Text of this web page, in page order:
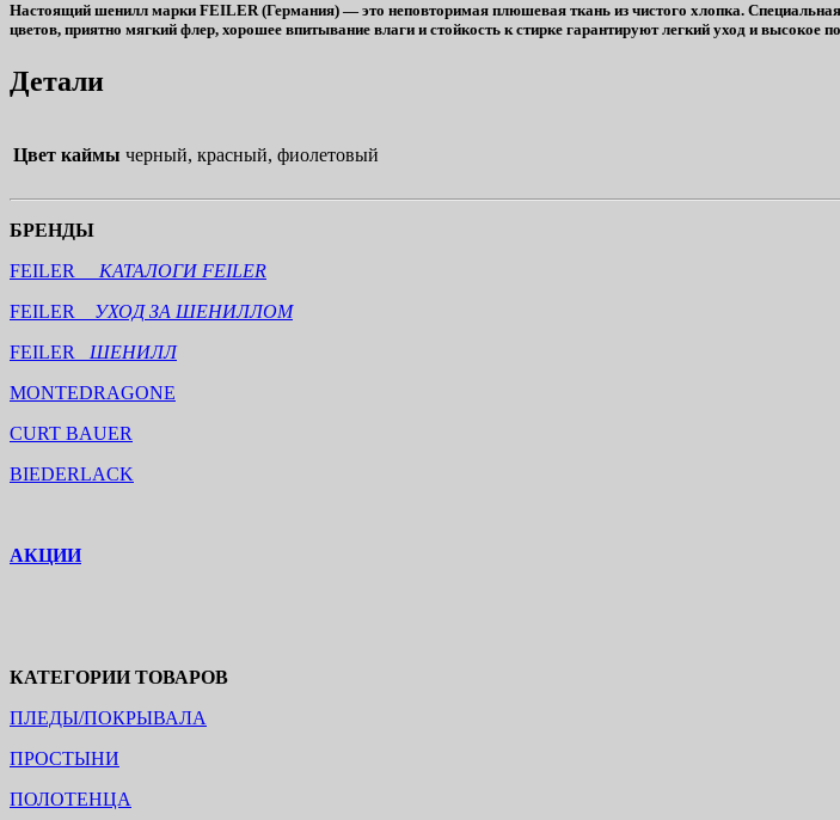
Настоящий шенилл марки FEILER (Германия) — это неповторимая плюшевая ткань из чистого хлопка.
цветов, приятно мягкий флер, хорошее впитывание влаги и стойкость к стирке гарантируют легкий уход и высокое
Детали
Цвет каймы черный, красный, фиолетовый
БРЕНДЫ
FEILER КАТАЛОГИ FEILER
FEILER
УХОД ЗА ШЕНИЛЛОМ
FEILER ШЕНИЛЛ
MONTEDRAGONE
CURT BAUER
BIEDERLACK
АКЦИИ
КАТЕГОРИИ ТОВАРОВ
ПЛЕДЫ/ПОКРЫВАЛА
ПРОСТЫНИ
ПОЛОТЕНЦА